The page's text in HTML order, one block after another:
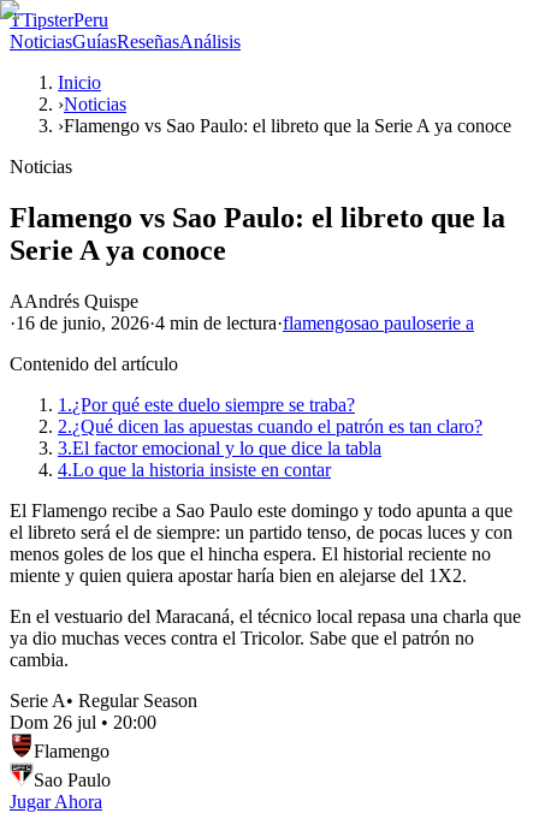
TTipsterPeru
NoticiasGuíasReseñasAnálisis
Inicio
›Noticias
›Flamengo vs Sao Paulo: el libreto que la Serie A ya conoce
Noticias
Flamengo vs Sao Paulo: el libreto que la
Serie A ya conoce
AAndrés Quispe
·16 de junio, 2026·4 min de lectura·flamengosao pauloserie a
Contenido del artículo
1.¿Por qué este duelo siempre se traba?
2.¿Qué dicen las apuestas cuando el patrón es tan claro?
3.El factor emocional y lo que dice la tabla
4.Lo que la historia insiste en contar
El Flamengo recibe a Sao Paulo este domingo y todo apunta a que
el libreto será el de siempre: un partido tenso, de pocas luces y con
menos goles de los que el hincha espera. El historial reciente no
miente y quien quiera apostar haría bien en alejarse del 1X2.
En el vestuario del Maracaná, el técnico local repasa una charla que
ya dio muchas veces contra el Tricolor. Sabe que el patrón no
cambia.
Serie A• Regular Season
Dom 26 jul • 20:00
Flamengo
Sao Paulo
Jugar Ahora